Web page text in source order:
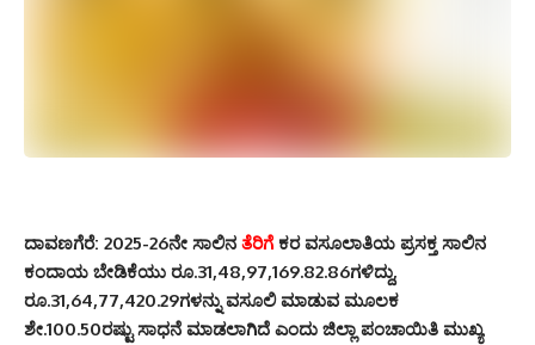
ದಾವಣಗೆರೆ: 2025-26ನೇ ಸಾಲಿನ ತೆರಿಗೆ ಕರ ವಸೂಲಾತಿಯ ಪ್ರಸಕ್ತ ಸಾಲಿನ
ಕಂದಾಯ ಬೇಡಿಕೆಯು ರೂ.31,48,97,169.82.86ಗಳಿದ್ದು,
ರೂ.31,64,77,420.29ಗಳನ್ನು ವಸೂಲಿ ಮಾಡುವ ಮೂಲಕ
ಶೇ.100.50ರಷ್ಟು ಸಾಧನೆ ಮಾಡಲಾಗಿದೆ ಎಂದು ಜಿಲ್ಲಾ ಪಂಚಾಯಿತಿ ಮುಖ್ಯ